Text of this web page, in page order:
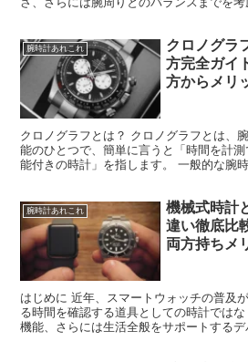
1. 時計のサイズ選びは重要 腕時計を選ぶ
ポイントのひとつが「サイズ」であり、
さ、さらには腕周りとのバランスまでを考
目や装着感、さらにはその時計が持つ雰
腕時計あれこれ
方完全ガイ
方からメリ
徹底解説
クロノグラフとは？ クロノグラフとは、
能のひとつで、簡単に言うと「時間を計測
能付きの時計」を指します。 一般的な腕
ことを目的としているのに対し、クロノ
腕時計あれこれ
違い徹底比
両方持ちメ
ント